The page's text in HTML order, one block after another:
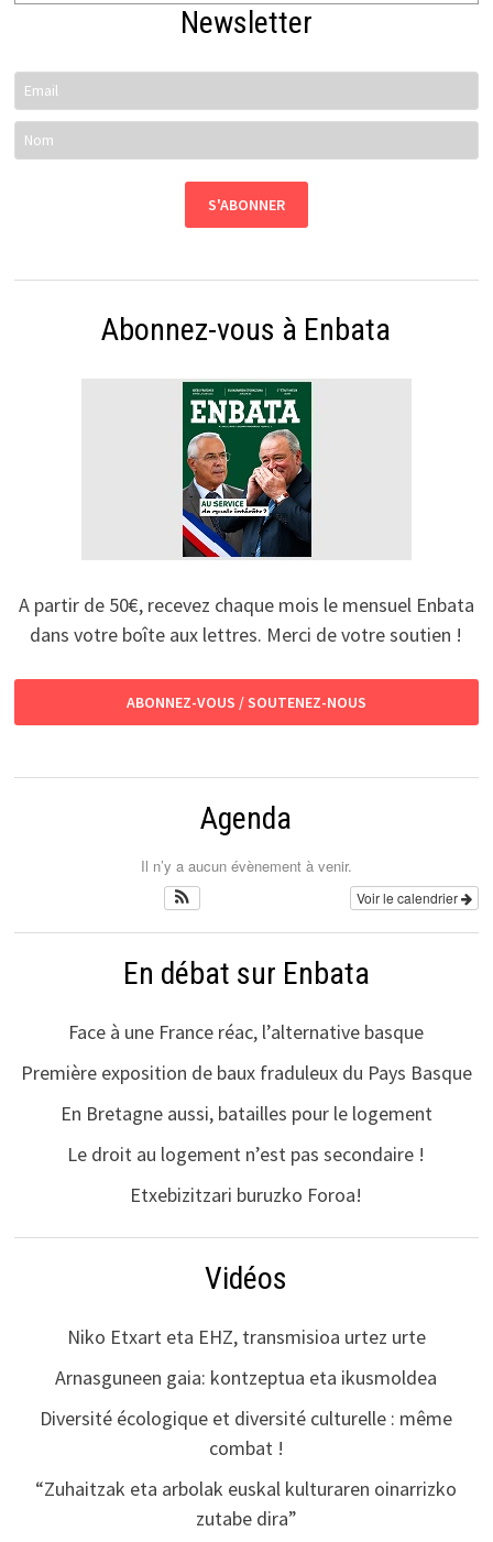
Newsletter
Abonnez-vous à Enbata
A partir de 50€, recevez chaque mois le mensuel Enbata
dans votre boîte aux lettres. Merci de votre soutien !
ABONNEZ-VOUS / SOUTENEZ-NOUS
Agenda
Il n’y a aucun évènement à venir.
Voir le calendrier
En débat sur Enbata
Face à une France réac, l’alternative basque
Première exposition de baux fraduleux du Pays Basque
En Bretagne aussi, batailles pour le logement
Le droit au logement n’est pas secondaire !
Etxebizitzari buruzko Foroa!
Vidéos
Niko Etxart eta EHZ, transmisioa urtez urte
Arnasguneen gaia: kontzeptua eta ikusmoldea
Diversité écologique et diversité culturelle : même
combat !
“Zuhaitzak eta arbolak euskal kulturaren oinarrizko
zutabe dira”